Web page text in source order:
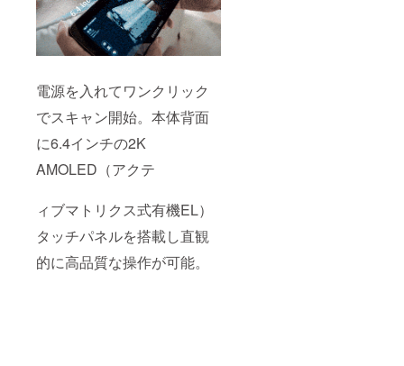
電源を入れてワンクリック
でスキャン開始。本体背面
に6.4インチの2K
AMOLED（アクテ
ィブマトリクス式有機EL）
タッチパネルを搭載し直観
的に高品質な操作が可能。